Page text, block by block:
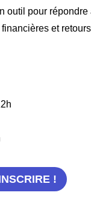
outil pour
et
!